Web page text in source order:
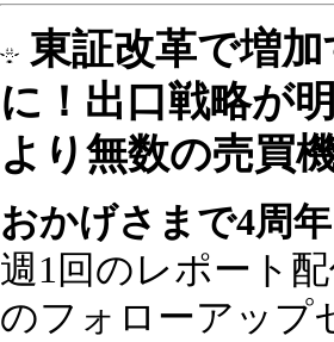
東証改革で増
に！出口戦略が
より無数の売買
おかげさまで4周年
週1回のレポート
のフォローアップ